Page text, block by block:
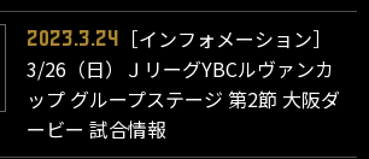
2023.3.24
［インフォメーション］
3/26（日）ＪリーグYBCルヴァンカ
ップ グループステージ 第2節 大阪ダ
ービー 試合情報